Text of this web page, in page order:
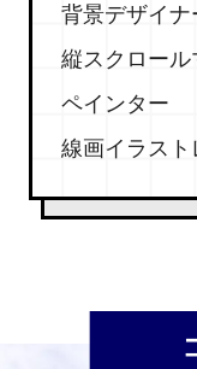
背景デザイナ
縦スクロー
ペインター
線画イラスト